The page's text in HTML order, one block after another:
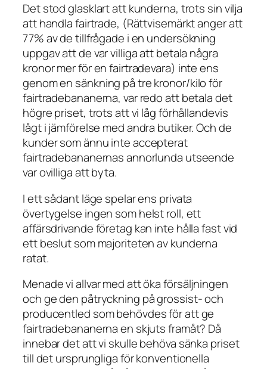
Det stod glasklart att kunderna, trots sin vilja
att handla fairtrade, (Rättvisemärkt anger att
77% av de tillfrågade i en undersökning
uppgav att de var villiga att betala några
kronor mer för en fairtradevara) inte ens
genom en sänkning på tre kronor/kilo för
fairtradebananerna, var redo att betala det
högre priset, trots att vi låg förhållandevis
lågt i jämförelse med andra butiker. Och de
kunder som ännu inte accepterat
fairtradebananernas annorlunda utseende
var ovilliga att byta.
I ett sådant läge spelar ens privata
övertygelse ingen som helst roll, ett
affärsdrivande företag kan inte hålla fast vid
ett beslut som majoriteten av kunderna
ratat.
Menade vi allvar med att öka försäljningen
och ge den påtryckning på grossist- och
producentled som behövdes för att ge
fairtradebananerna en skjuts framåt? Då
innebar det att vi skulle behöva sänka priset
till det ursprungliga för konventionella